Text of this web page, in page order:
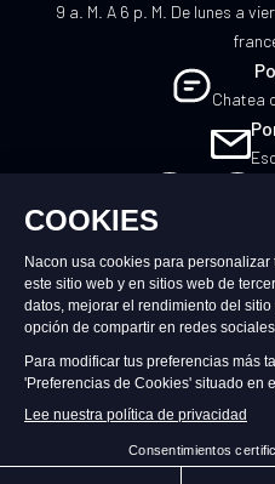
9 a. M. A 6 p. M. De lunes a
Chatea
©2026 – Nacon |